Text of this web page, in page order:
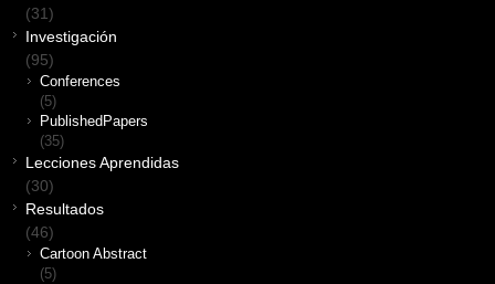
(31)
Investigación
(95)
Conferences
(5)
PublishedPapers
(35)
Lecciones Aprendidas
(30)
Resultados
(46)
Cartoon Abstract
(5)